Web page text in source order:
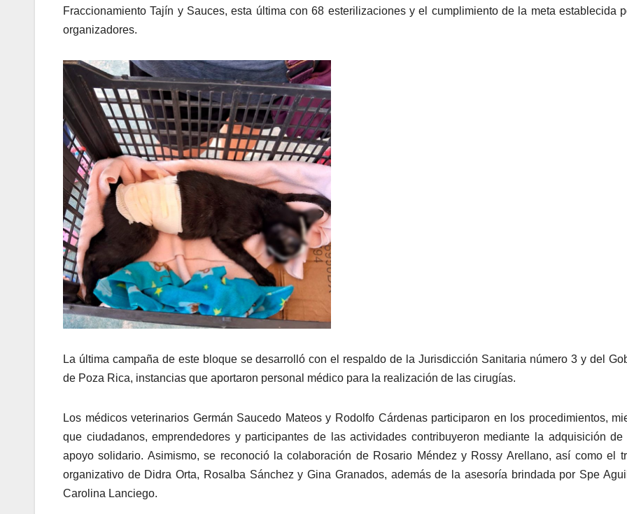
Fraccionamiento Tajín y Sauces, esta última con 68 esterilizaciones y el cumplimiento de la meta establecida
organizadores.
La última campaña de este bloque se desarrolló con el respaldo de la Jurisdicción Sanitaria número 3 y del
de Poza Rica, instancias que aportaron personal médico para la realización de las cirugías.
Los médicos veterinarios Germán Saucedo Mateos y Rodolfo Cárdenas participaron en los procedimientos,
que ciudadanos, emprendedores y participantes de las actividades contribuyeron mediante la adquisición de
apoyo solidario. Asimismo, se reconoció la colaboración de Rosario Méndez y Rossy Arellano, así como el
organizativo de Didra Orta, Rosalba Sánchez y Gina Granados, además de la asesoría brindada por Spe
Carolina Lanciego.